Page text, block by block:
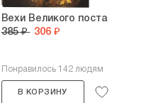
Вехи Великого поста
385 ₽ 306 ₽
Понравилось 142 людям
В КОРЗИНУ